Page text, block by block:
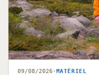
09/08/2026 · MATÉRIEL